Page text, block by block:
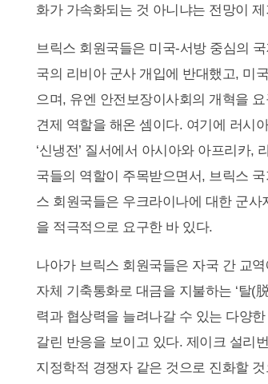
화가 가속화되는 것 아니냐는 전망이
브릭스 회원국들은 미국-서방 중심의
국의 리비아 군사 개입에 반대했고, 미
으며, 유엔 안전보장이사회의 개혁을
견제 역할을 해온 셈이다. 여기에 러시
‘신냉전’ 질서에서 아시아와 아프리카,
국들의 역할이 주목받으면서, 브릭스
스 회원국들은 우크라이나에 대한 군
을 적극적으로 요구한 바 있다.
나아가 브릭스 회원국들은 자국 간 교
자체 기축통화로 대금을 지불하는 ‘탈(
력과 협상력을 늘려나갈 수 있는 다양
갈린 반응을 보이고 있다. 제이크 설리
지정학적 경쟁자 같은 것으로 진화할